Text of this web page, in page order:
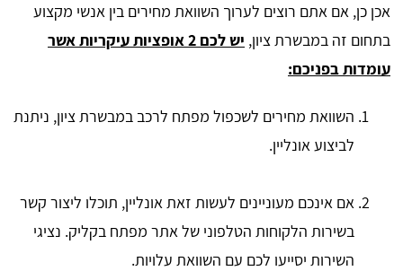
אכן כן, אם אתם רוצים לערוך השוואת מחירים בין אנשי מקצוע
בתחום זה במבשרת ציון,
יש לכם 2 אופציות עיקריות אשר
עומדות בפניכם:
השוואת מחירים לשכפול מפתח לרכב במבשרת ציון, ניתנת
לביצוע אונליין.
אם אינכם מעוניינים לעשות זאת אונליין, תוכלו ליצור קשר
בשירות הלקוחות הטלפוני של אתר מפתח בקליק. נציגי
השירות יסייעו לכם עם השוואת עלויות.